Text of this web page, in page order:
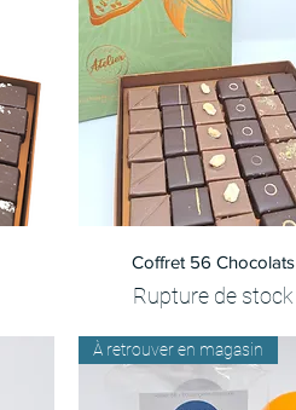
Aperçu rapide
Coffret 56 Chocolats
Rupture de stock
À retrouver en magasin